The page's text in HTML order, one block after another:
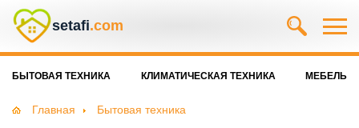
setafi.com
БЫТОВАЯ ТЕХНИКА КЛИМАТИЧЕСКАЯ ТЕХНИКА МЕБЕЛЬ
Главная Бытовая техника